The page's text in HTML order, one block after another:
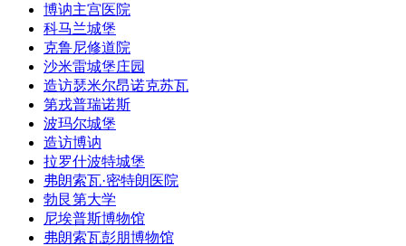
博讷主宫医院
科马兰城堡
克鲁尼修道院
沙米雷城堡庄园
造访瑟米尔昂诺克苏瓦
第戎普瑞诺斯
波玛尔城堡
造访博讷
拉罗什波特城堡
弗朗索瓦·密特朗医院
勃艮第大学
尼埃普斯博物馆
弗朗索瓦彭朋博物馆